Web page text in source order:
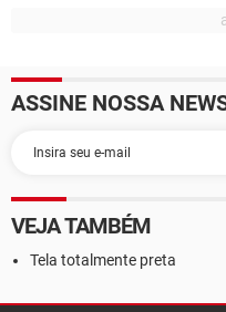
ASSINE NOSSA
VEJA TAMBÉM
Tela totalmente preta